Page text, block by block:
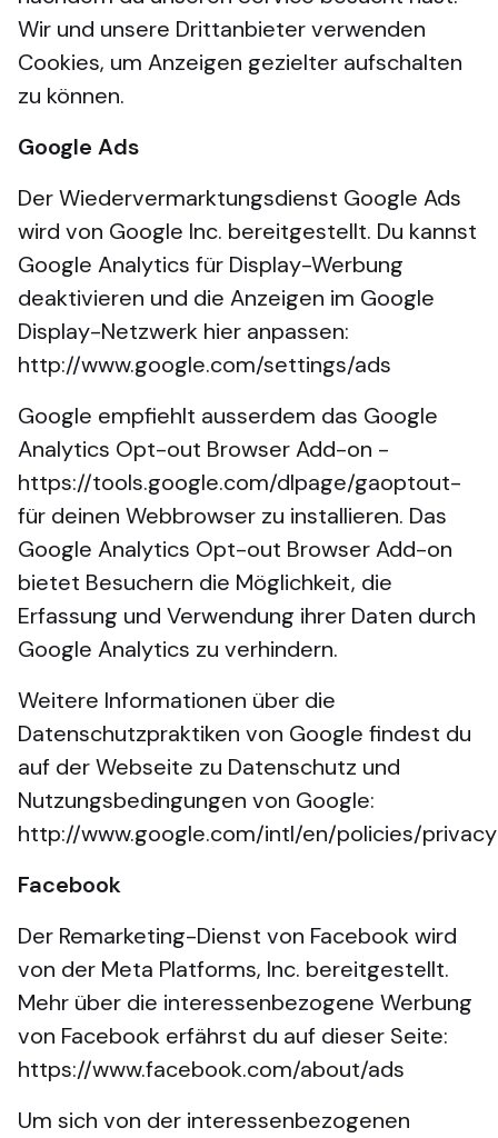
Wir und unsere Drittanbieter verwenden
Cookies, um Anzeigen gezielter aufschalten
zu können.
Google Ads
Der Wiedervermarktungsdienst Google Ads
wird von Google Inc. bereitgestellt. Du kannst
Google Analytics für Display-Werbung
deaktivieren und die Anzeigen im Google
Display-Netzwerk hier anpassen:
http://www.google.com/settings/ads
Google empfiehlt ausserdem das Google
Analytics Opt-out Browser Add-on -
https://tools.google.com/dlpage/gaoptout-
für deinen Webbrowser zu installieren. Das
Google Analytics Opt-out Browser Add-on
bietet Besuchern die Möglichkeit, die
Erfassung und Verwendung ihrer Daten durch
Google Analytics zu verhindern.
Weitere Informationen über die
Datenschutzpraktiken von Google findest du
auf der Webseite zu Datenschutz und
Nutzungsbedingungen von Google:
http://www.google.com/intl/en/policies/privacy
Facebook
Der Remarketing-Dienst von Facebook wird
von der Meta Platforms, Inc. bereitgestellt.
Mehr über die interessenbezogene Werbung
von Facebook erfährst du auf dieser Seite:
https://www.facebook.com/about/ads
Um sich von der interessenbezogenen